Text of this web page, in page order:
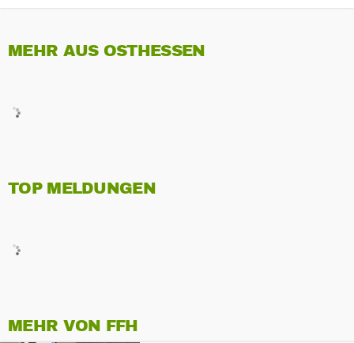
MEHR AUS OSTHESSEN
TOP MELDUNGEN
MEHR VON FFH